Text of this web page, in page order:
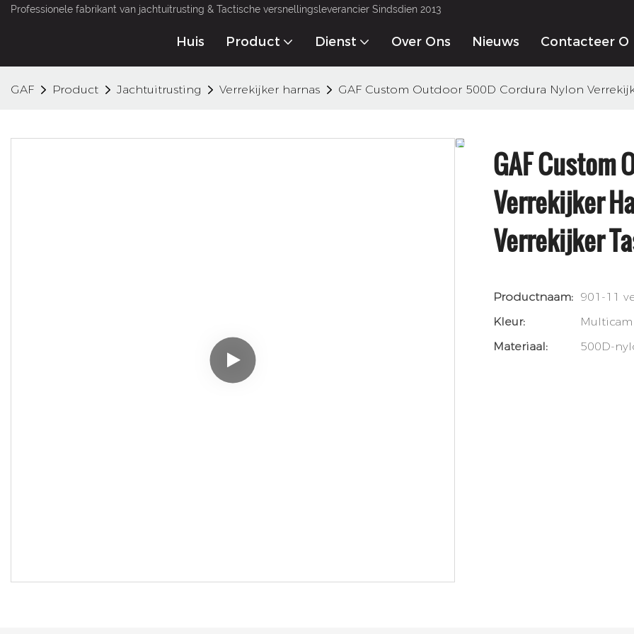
Professionele fabrikant van jachtuitrusting & Tactische versnellingsleverancier Sindsdien 2013
Huis Product Dienst Over Ons Nieuws Contacteer
GAF Product Jachtuitrusting Verrekijker harnas GAF Custom Outdoor 500D Cordura Nylon
GAF Custom
Verrekijker
Verrekijker
Productnaam: 901-11
Kleur:
Multicam
Materiaal:
500D-